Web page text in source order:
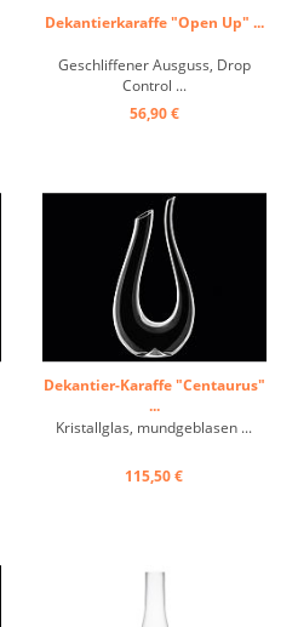
Dekantierkaraffe "Open Up" ...
Geschliffener Ausguss, Drop
Control ...
56,90 €
Dekantier-Karaffe "Centaurus"
...
Kristallglas, mundgeblasen ...
115,50 €